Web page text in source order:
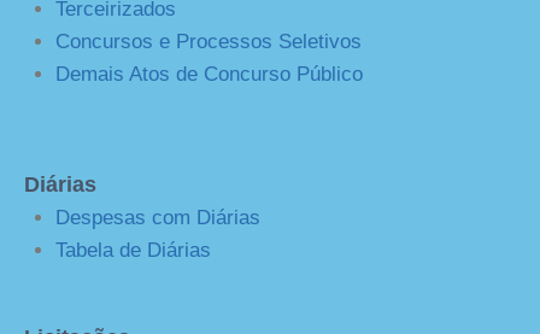
Terceirizados
Concursos e Processos Seletivos
Demais Atos de Concurso Público
Diárias
Despesas com Diárias
Tabela de Diárias